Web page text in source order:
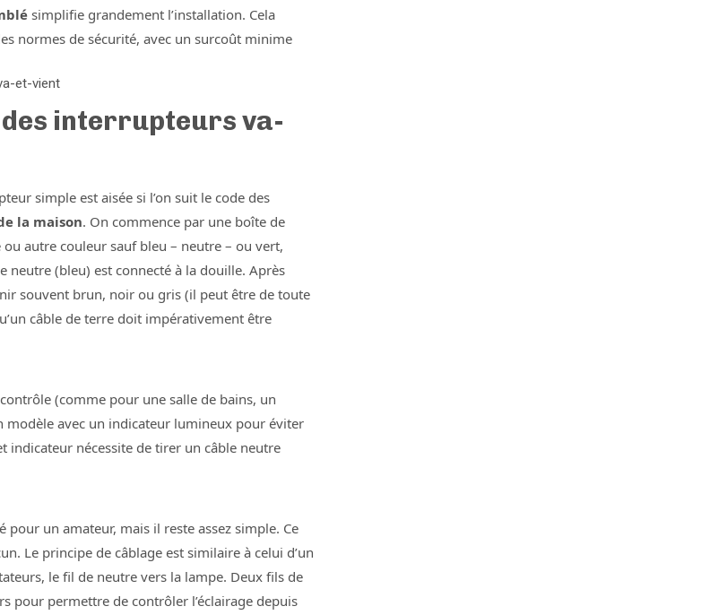
simplifie grandement l’installation. Cela
normes de sécurité, avec un surcoût minime
et-vient
des interrupteurs va-
simple est aisée si l’on suit le code des
la maison. On commence par une boîte de
autre couleur sauf bleu – neutre – ou vert,
neutre (bleu) est connecté à la douille. Après
souvent brun, noir ou gris (il peut être de toute
câble de terre doit impérativement être
(comme pour une salle de bains, un
modèle avec un indicateur lumineux pour éviter
indicateur nécessite de tirer un câble neutre
pour un amateur, mais il reste assez simple. Ce
Le principe de câblage est similaire à celui d’un
le fil de neutre vers la lampe. Deux fils de
pour permettre de contrôler l’éclairage depuis